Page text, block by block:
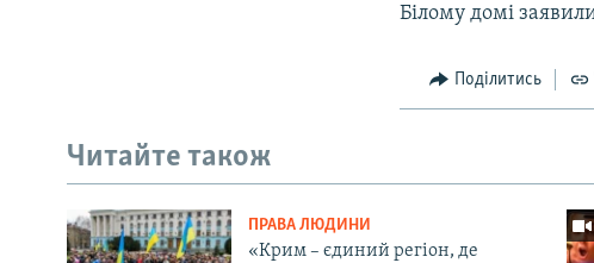
Білому домі
Поділитись
Читайте також
ПРАВА ЛЮДИНИ
«Крим – єдиний регіон, де